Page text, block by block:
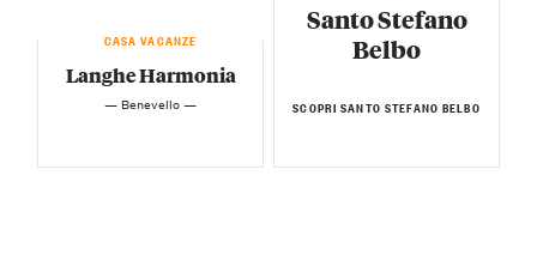
CASA VACANZE
Langhe Harmonia
— Benevello —
Santo Stefano
Belbo
SCOPRI SANTO STEFANO BELBO